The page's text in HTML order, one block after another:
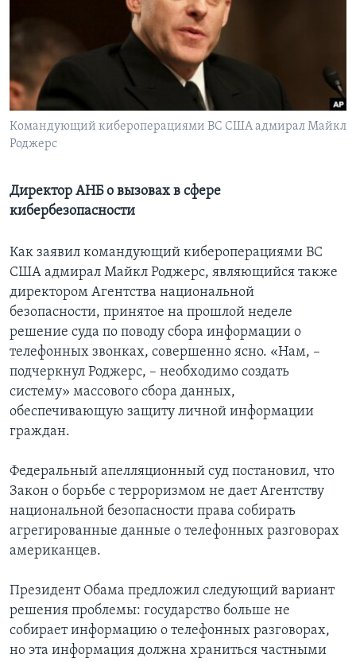
СОЦИАЛЬНЫЕ СЕТИ
Языки
Командующий кибероперациями ВС США адмирал Майкл
Роджерс
Директор АНБ о вызовах в сфере
кибербезопасности
Как заявил командующий кибероперациями ВС
США адмирал Майкл Роджерс, являющийся также
директором Агентства национальной
безопасности, принятое на прошлой неделе
решение суда по поводу сбора информации о
телефонных звонках, совершенно ясно. «Нам, –
подчеркнул Роджерс, – необходимо создать
систему» массового сбора данных,
обеспечивающую защиту личной информации
граждан.
Федеральный апелляционный суд постановил, что
Закон о борьбе с терроризмом не дает Агентству
национальной безопасности права собирать
агрегированные данные о телефонных разговорах
американцев.
Президент Обама предложил следующий вариант
решения проблемы: государство больше не
собирает информацию о телефонных разговорах,
но эта информация должна храниться частными